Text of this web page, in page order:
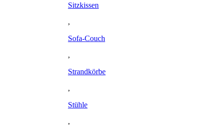
Sitzkissen
,
Sofa-Couch
,
Strandkörbe
,
Stühle
,